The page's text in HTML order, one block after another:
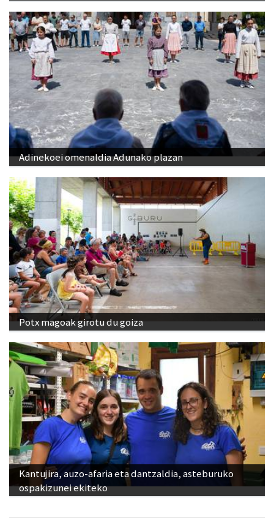
Adinekoei omenaldia Adunako plazan
Potx magoak girotu du goiza
Kantujira, auzo-afaria eta dantzaldia, asteburuko
ospakizunei ekiteko